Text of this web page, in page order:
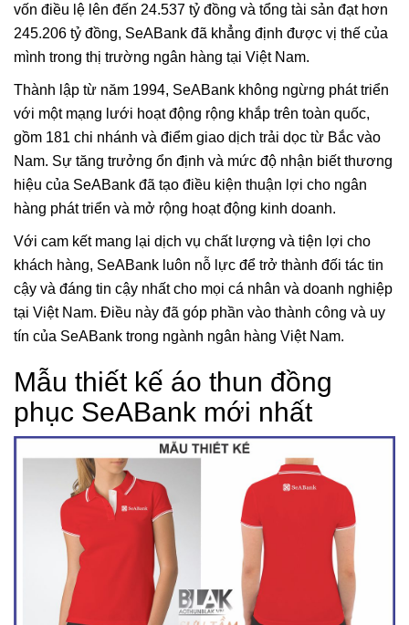
vốn điều lệ lên đến 24.537 tỷ đồng và tổng tài sản đạt hơn
245.206 tỷ đồng, SeABank đã khẳng định được vị thế của
mình trong thị trường ngân hàng tại Việt Nam.
Thành lập từ năm 1994, SeABank không ngừng phát triển
với một mạng lưới hoạt động rộng khắp trên toàn quốc,
gồm 181 chi nhánh và điểm giao dịch trải dọc từ Bắc vào
Nam. Sự tăng trưởng ổn định và mức độ nhận biết thương
hiệu của SeABank đã tạo điều kiện thuận lợi cho ngân
hàng phát triển và mở rộng hoạt động kinh doanh.
Với cam kết mang lại dịch vụ chất lượng và tiện lợi cho
khách hàng, SeABank luôn nỗ lực để trở thành đối tác tin
cậy và đáng tin cậy nhất cho mọi cá nhân và doanh nghiệp
tại Việt Nam. Điều này đã góp phần vào thành công và uy
tín của SeABank trong ngành ngân hàng Việt Nam.
Mẫu thiết kế áo thun đồng
phục SeABank mới nhất